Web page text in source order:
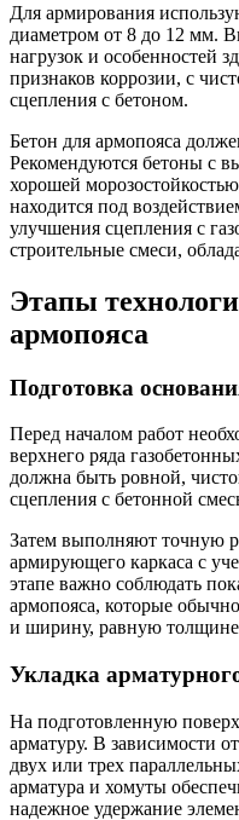
Для армирования
диаметром от 8 до 12 мм.
нагрузок и особенностей
признаков коррозии, с
сцепления с бетоном.
Бетон для армопояса
Рекомендуются бетоны с
хорошей
находится под
улучшения сцепления с
строительные смеси,
Этапы
армопояса
Подготовка
Перед началом работ
верхнего ряда
должна быть ровной,
сцепления с бетонной
Затем выполняют точную
армирующего каркаса с
этапе важно соблюдать
армопояса, которые
и ширину, равную
Укладка
На подготовленную
арматуру. В зависимости
двух или трех
арматура и хомуты
надежное удержание